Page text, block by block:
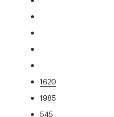
1620
1985
545